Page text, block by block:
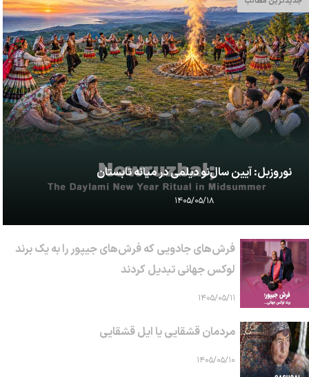
نوروزبل: آیین سال‌نو دیلمی در میانه تابستان
۱۴۰۵/۰۵/۱۸
فرش‌های جادویی که فرش‌های جیپور را به یک برند
لوکس جهانی تبدیل کردند
۱۴۰۵/۰۵/۱۱
مردمان قشقایی یا ایل قشقایی
۱۴۰۵/۰۵/۱۰